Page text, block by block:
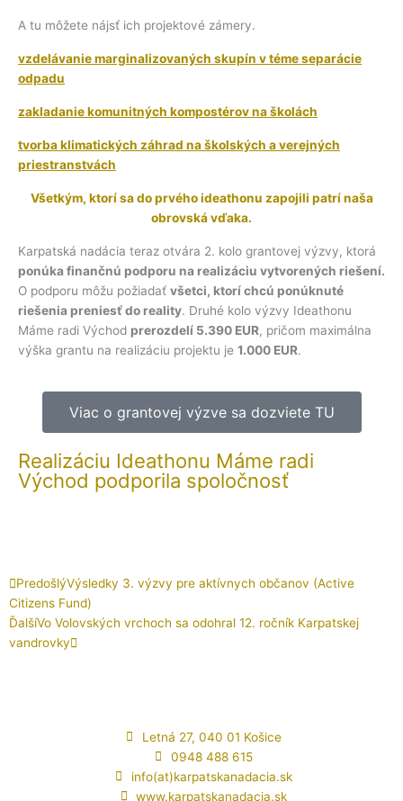
A tu môžete nájsť ich projektové zámery.
vzdelávanie marginalizovaných skupín v téme separácie
odpadu
zakladanie komunitných kompostérov na školách
tvorba klimatických záhrad na školských a verejných
priestranstvách
Všetkým, ktorí sa do prvého ideathonu zapojili patrí naša
obrovská vďaka.
Karpatská nadácia teraz otvára 2. kolo grantovej výzvy, ktorá
ponúka finančnú podporu na realizáciu vytvorených riešení.
O podporu môžu požiadať všetci, ktorí chcú ponúknuté
riešenia preniesť do reality. Druhé kolo výzvy Ideathonu
Máme radi Východ prerozdelí 5.390 EUR, pričom maximálna
výška grantu na realizáciu projektu je 1.000 EUR.
Viac o grantovej výzve sa dozviete TU
Realizáciu Ideathonu Máme radi
Východ podporila spoločnosť
Prev
PredošlýVýsledky 3. výzvy pre aktívnych občanov (Active
Citizens Fund)
ĎalšíVo Volovských vrchoch sa odohral 12. ročník Karpatskej
vandrovky
Ďalšie
Letná 27, 040 01 Košice
0948 488 615
info(at)karpatskanadacia.sk
www.karpatskanadacia.sk